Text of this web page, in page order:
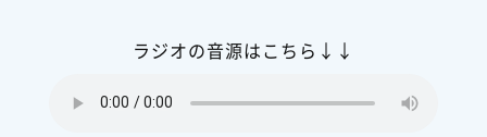
ラジオの音源はこちら↓↓